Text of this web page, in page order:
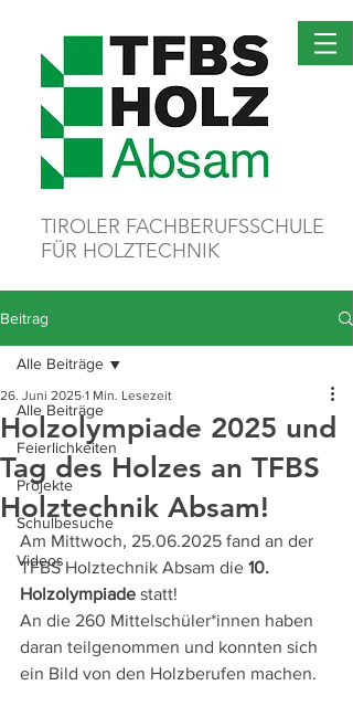
TIROLER FACHBERUFSSCHULE
FÜR HOLZTECHNIK
Beitrag
Alle Beiträge
Feierlichkeiten
Projekte
Schulbesuche
Videos
Alle Beiträge
Holzolympiade 2025 und
Tag des Holzes an TFBS
Holztechnik Absam!
26. Juni 2025 1 Min. Lesezeit
Am Mittwoch, 25.06.2025 fand an der
TFBS Holztechnik Absam die 10.
Holzolympiade statt!
An die 260 Mittelschüler*innen haben
daran teilgenommen und konnten sich
ein Bild von den Holzberufen machen.